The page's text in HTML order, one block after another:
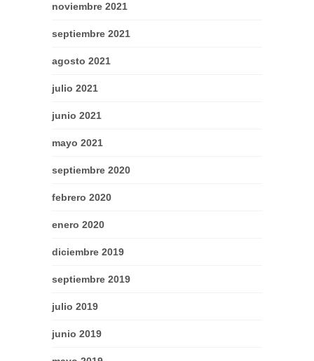
noviembre 2021
septiembre 2021
agosto 2021
julio 2021
junio 2021
mayo 2021
septiembre 2020
febrero 2020
enero 2020
diciembre 2019
septiembre 2019
julio 2019
junio 2019